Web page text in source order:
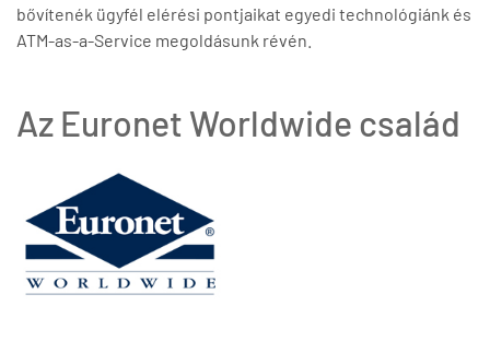
bővítenék ügyfél elérési pontjaikat egyedi technológiánk és
ATM-as-a-Service megoldásunk révén.
Az Euronet Worldwide család